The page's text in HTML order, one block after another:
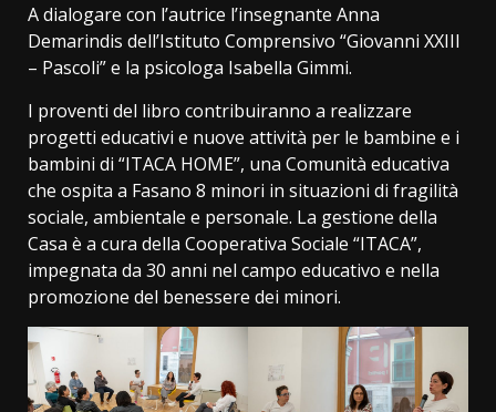
A dialogare con l’autrice l’insegnante Anna
Demarindis dell’Istituto Comprensivo “Giovanni XXIII
– Pascoli” e la psicologa Isabella Gimmi.
I proventi del libro contribuiranno a realizzare
progetti educativi e nuove attività per le bambine e i
bambini di “ITACA HOME”, una Comunità educativa
che ospita a Fasano 8 minori in situazioni di fragilità
sociale, ambientale e personale. La gestione della
Casa è a cura della Cooperativa Sociale “ITACA”,
impegnata da 30 anni nel campo educativo e nella
promozione del benessere dei minori.